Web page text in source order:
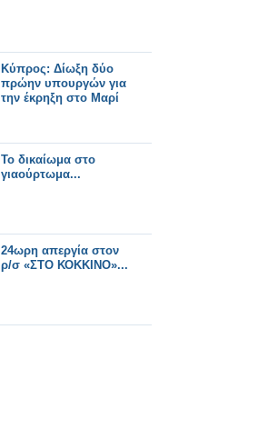
Κύπρος: Δίωξη δύο
πρώην υπουργών για
την έκρηξη στο Μαρί
Το δικαίωμα στο
γιαούρτωμα...
24ωρη απεργία στον
ρ/σ «ΣΤΟ ΚΟΚΚΙΝΟ»...